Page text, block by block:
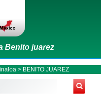
Benito juarez
> BENITO JUAREZ